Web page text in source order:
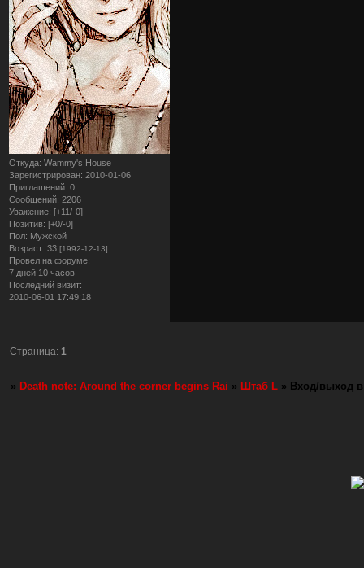
Откуда: Wammy's House
Зарегистрирован: 2010-01-06
Приглашений: 0
Сообщений: 2206
Уважение: [+11/-0]
Позитив: [+0/-0]
Пол: Мужской
Возраст: 33 [1992-12-13]
Провел на форуме:
7 дней 10 часов
Последний визит:
2010-06-01 17:49:18
Страница:1
» Death note: Around the corner begins Rai » Штаб L » Вход/выход